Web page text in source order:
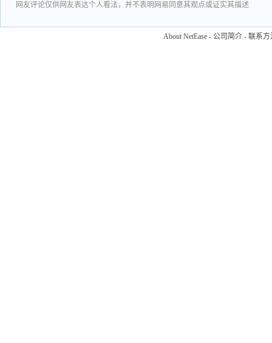
网友评论仅供网友表达个人看法，并不表明网易同意其观点或证实其描述
About NetEase - 公司简介 - 联系方